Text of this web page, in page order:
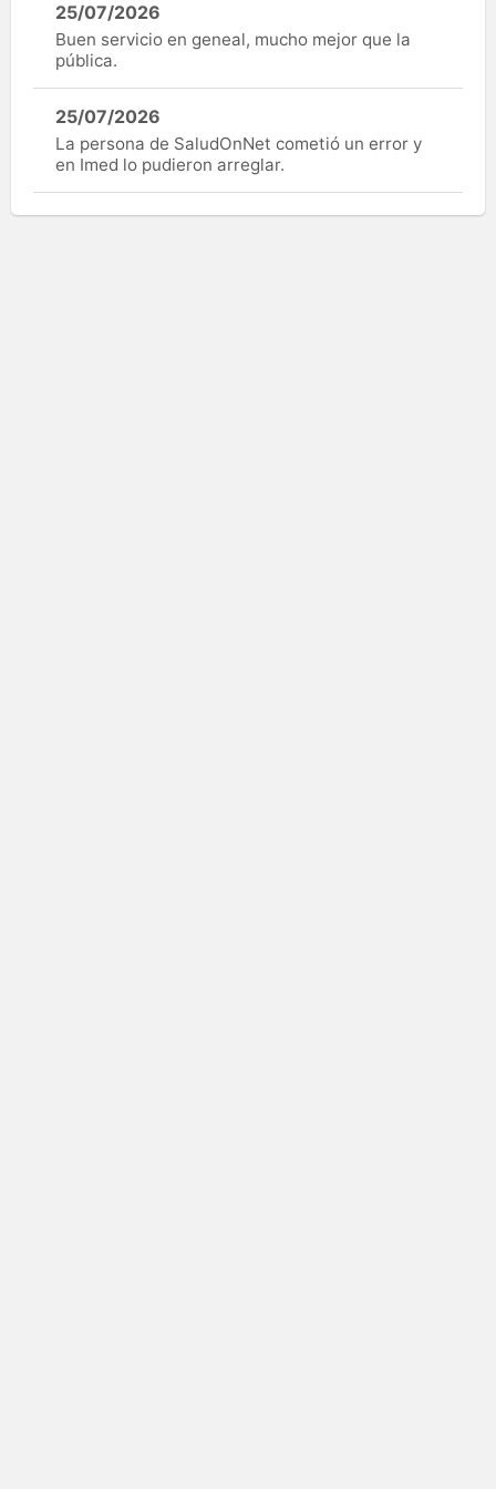
25/07/2026
Buen servicio en geneal, mucho mejor que la
pública.
25/07/2026
La persona de SaludOnNet cometió un error y
en Imed lo pudieron arreglar.